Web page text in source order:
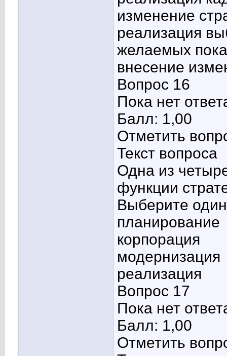
изменение
реализация
желаемых
внесение
Вопрос 16
Пока нет
Балл: 1,00
Отметить
Текст вопроса
Одна из
функции
Выберите
планирование
корпорация
модернизация
реализация
Вопрос 17
Пока нет
Балл: 1,00
Отметить